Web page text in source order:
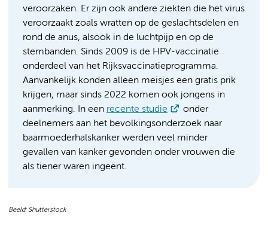
veroorzaken. Er zijn ook andere ziekten die het virus
veroorzaakt zoals wratten op de geslachtsdelen en
rond de anus, alsook in de luchtpijp en op de
stembanden. Sinds 2009 is de HPV-vaccinatie
onderdeel van het Rijksvaccinatieprogramma.
Aanvankelijk konden alleen meisjes een gratis prik
krijgen, maar sinds 2022 komen ook jongens in
aanmerking. In een recente studie
onder
deelnemers aan het bevolkingsonderzoek naar
baarmoederhalskanker werden veel minder
gevallen van kanker gevonden onder vrouwen die
als tiener waren ingeënt.
Beeld: Shutterstock